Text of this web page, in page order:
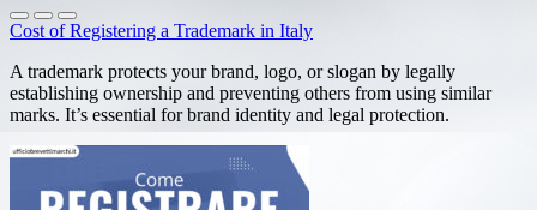
Cost of Registering a Trademark in Italy
A trademark protects your brand, logo, or slogan by legally
establishing ownership and preventing others from using similar
marks. It’s essential for brand identity and legal protection.